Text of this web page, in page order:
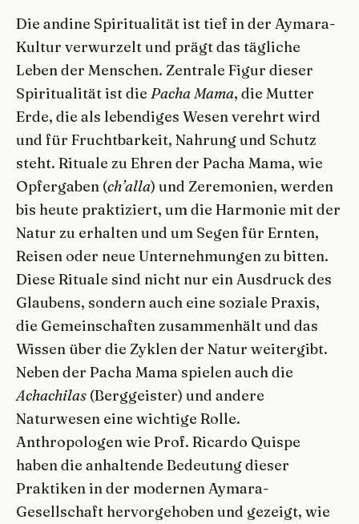
Die andine Spiritualität ist tief in der Aymara-
Kultur verwurzelt und prägt das tägliche
Leben der Menschen. Zentrale Figur dieser
Spiritualität ist die Pacha Mama, die Mutter
Erde, die als lebendiges Wesen verehrt wird
und für Fruchtbarkeit, Nahrung und Schutz
steht. Rituale zu Ehren der Pacha Mama, wie
Opfergaben (ch’alla) und Zeremonien, werden
bis heute praktiziert, um die Harmonie mit der
Natur zu erhalten und um Segen für Ernten,
Reisen oder neue Unternehmungen zu bitten.
Diese Rituale sind nicht nur ein Ausdruck des
Glaubens, sondern auch eine soziale Praxis,
die Gemeinschaften zusammenhält und das
Wissen über die Zyklen der Natur weitergibt.
Neben der Pacha Mama spielen auch die
Achachilas (Berggeister) und andere
Naturwesen eine wichtige Rolle.
Anthropologen wie Prof. Ricardo Quispe
haben die anhaltende Bedeutung dieser
Praktiken in der modernen Aymara-
Gesellschaft hervorgehoben und gezeigt, wie